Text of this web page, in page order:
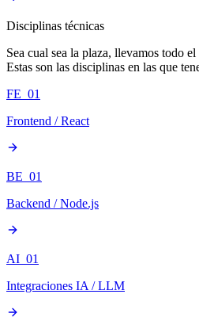
Disciplinas técnicas
Sea cual sea la plaza, llevamos todo
Estas son las disciplinas en las que
FE_01
Frontend / React
BE_01
Backend / Node.js
AI_01
Integraciones IA / LLM